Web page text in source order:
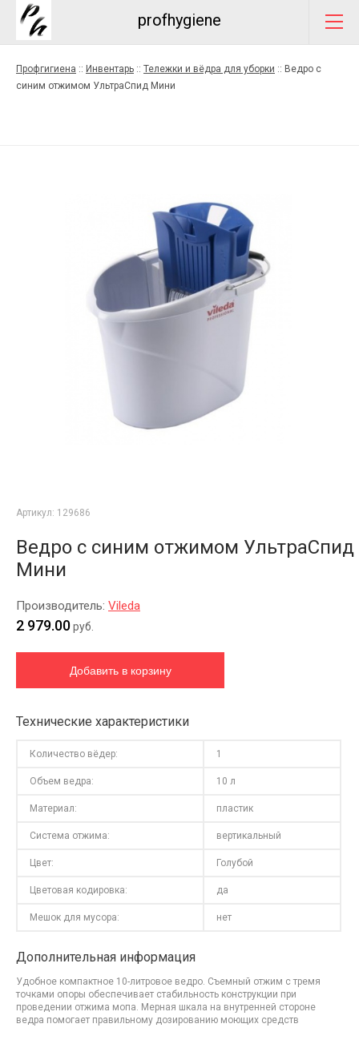
profhygiene
Профгигиена :: Инвентарь :: Тележки и вёдра для уборки :: Ведро с
синим отжимом УльтраСпид Мини
Артикул: 129686
Ведро с синим отжимом УльтраСпид
Мини
Производитель: Vileda
2 979.00руб.
Технические характеристики
Количество вёдер: 1
Объем ведра: 10 л
Материал: пластик
Система отжима: вертикальный
Цвет: Голубой
Цветовая кодировка: да
Мешок для мусора: нет
Дополнительная информация
Удобное компактное 10-литровое ведро. Съемный отжим с тремя
точками опоры обеспечивает стабильность конструкции при
проведении отжима мопа. Мерная шкала на внутренней стороне
ведра помогает правильному дозированию моющих средств